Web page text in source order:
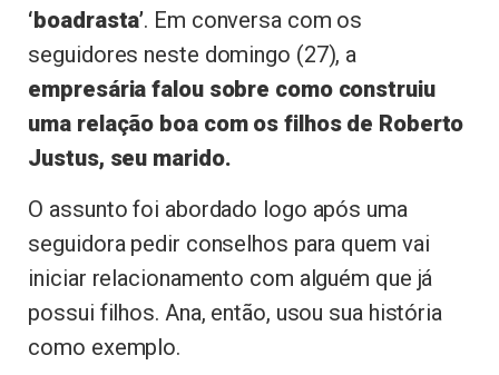
‘boadrasta’. Em conversa com os
seguidores neste domingo (27), a
empresária falou sobre como construiu
uma relação boa com os filhos de Roberto
Justus, seu marido.
O assunto foi abordado logo após uma
seguidora pedir conselhos para quem vai
iniciar relacionamento com alguém que já
possui filhos. Ana, então, usou sua história
como exemplo.